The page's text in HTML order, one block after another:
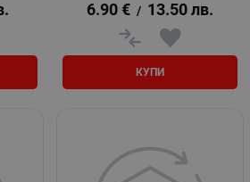
6.90 € / 13.50 лв.
КУПИ